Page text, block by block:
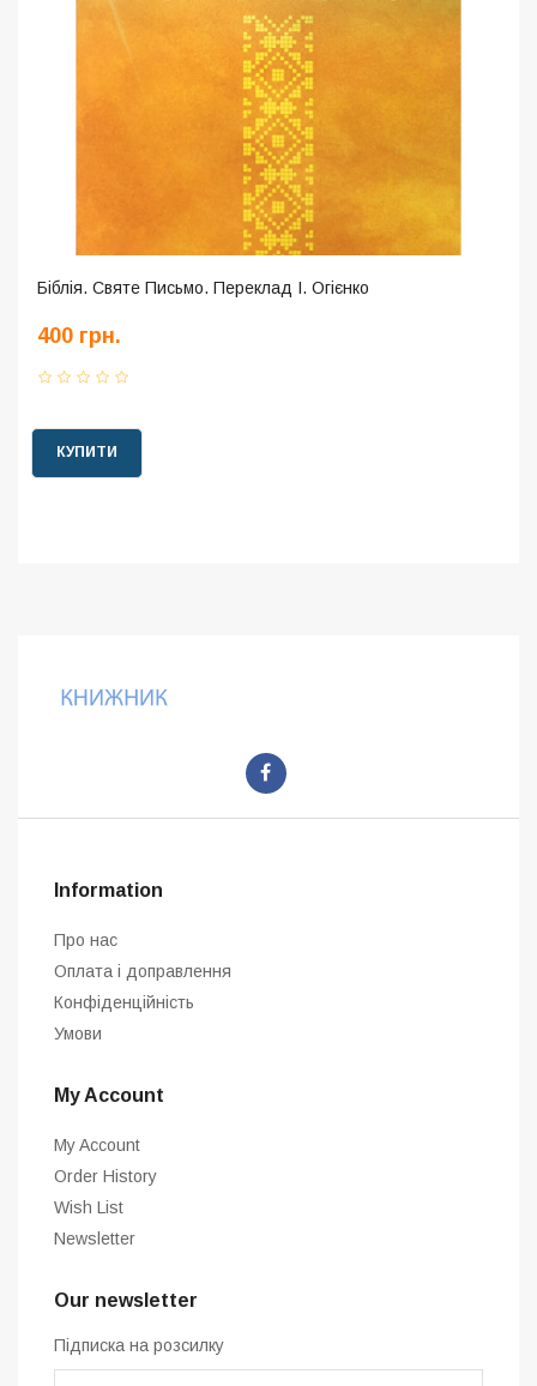
Біблія. Святе Письмо. Переклад І. Огієнко
400 грн.
КУПИТИ
Information
Про нас
Оплата і доправлення
Конфіденційність
Умови
My Account
My Account
Order History
Wish List
Newsletter
Our newsletter
Підписка на розсилку